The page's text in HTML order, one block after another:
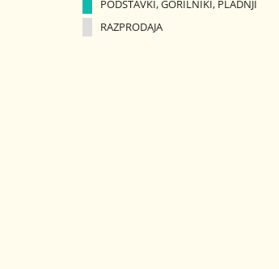
PODSTAVKI, GORILNIKI, PLADNJI
RAZPRODAJA